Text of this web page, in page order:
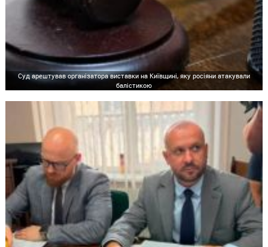
Суд арештував організатора виставки на Київщині, яку росіяни атакували
балістикою